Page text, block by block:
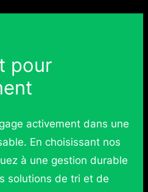
pour
activement dans une
En choisissant nos
à une gestion durable
solutions de tri et de